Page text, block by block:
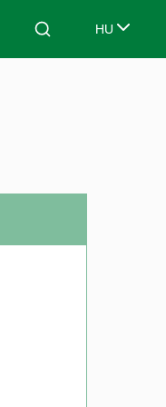
Search HU
Select